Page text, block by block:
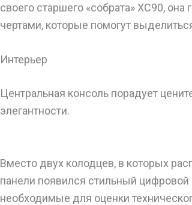
своего старшего «собрата» XC90,
чертами, которые помогут
Интерьер
Центральная консоль порадует
элегантности.
Вместо двух колодцев, в которых
панели появился стильный
необходимые для оценки